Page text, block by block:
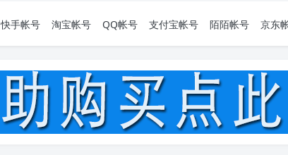
快手帐号 淘宝帐号 QQ帐号 支付宝帐号 陌陌帐号 京东